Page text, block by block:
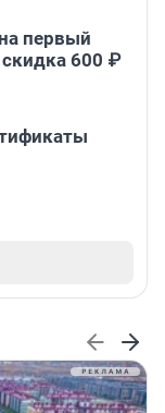
первый
600 ₽